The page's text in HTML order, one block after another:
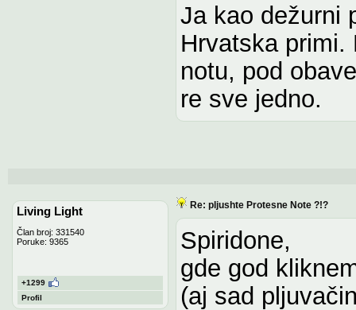
Ja kao dežurni
Hrvatska primi.
notu, pod
re sve jedno.
Living Light
Član broj: 331540
Poruke: 9365
+1299
Profil
Re: pljushte Protesne Note ?!?
Spiridone,
gde god
(aj sad